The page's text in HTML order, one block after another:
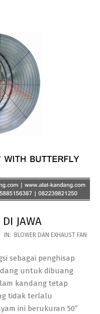
JAWA
IN:
BLOWER DAN EXHAUST FAN
sebagai penghisap
untuk dibuang
kandang tetap
tidak terlalu
ini berukuran 50″